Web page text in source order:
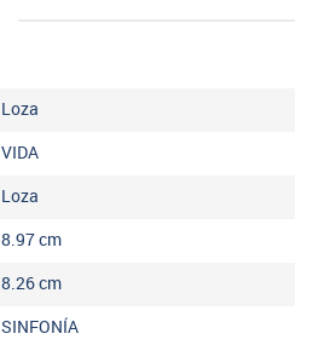
Loza
VIDA
Loza
8.97cm
8.26cm
SINFONÍA